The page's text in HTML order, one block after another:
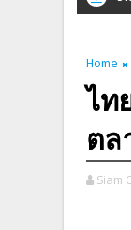
Home
ไท
ตล
Siam